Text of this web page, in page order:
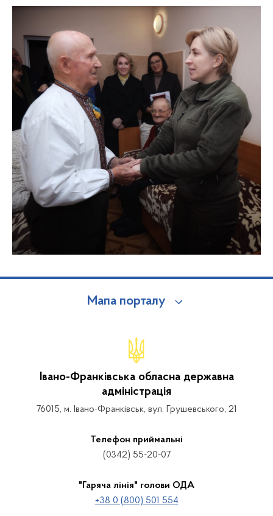
Мапа порталу
Івано-Франківська обласна державна
адміністрація
76015, м. Івано-Франківськ, вул. Грушевського, 21
Телефон приймальні
(0342) 55-20-07
"Гаряча лінія" голови ОДА
+38 0 (800) 501 554